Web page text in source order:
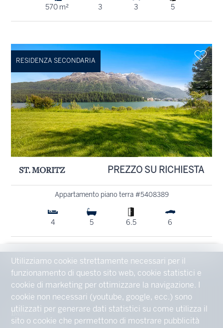
570 m² 3 3 5
RESIDENZA SECONDARIA
ST. MORITZ PREZZO SU RICHIESTA
Appartamento piano terra #5408389
4 5 6.5 6
IMMOBILIE
Utilizziamo cookie strettamente necessari per il
funzionamento di questo sito web, cookie statistici e
cookie di marketing per ottimizzare la navigazione. I
cookie non necessari (youtube, google, ecc.) sono
utilizzati per generare dati statistici su come utilizza il
sito o cookie che permettono di mostrare pubblicità